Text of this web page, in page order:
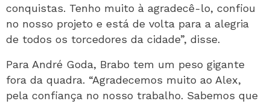
conquistas. Tenho muito à agradecê-lo, confiou
no nosso projeto e está de volta para a alegria
de todos os torcedores da cidade”, disse.
Para André Goda, Brabo tem um peso gigante
fora da quadra. “Agradecemos muito ao Alex,
pela confiança no nosso trabalho. Sabemos que